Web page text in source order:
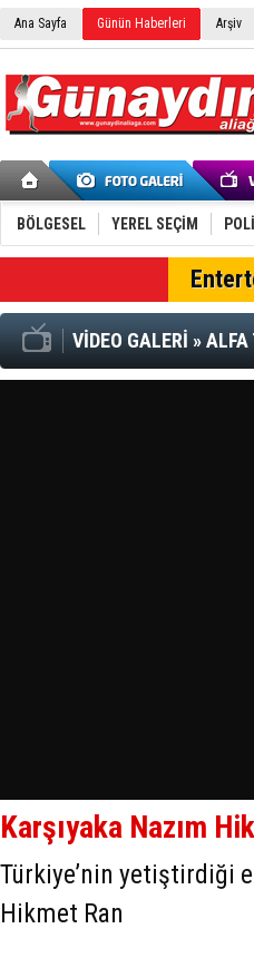
Ana Sayfa Günün Haberleri Arşiv
BÖLGESEL YEREL SEÇİM
VİDEO GALERİ »ALFA
Karşıyaka Nazım
Türkiye’nin yetiştirdiği
Hikmet Ran